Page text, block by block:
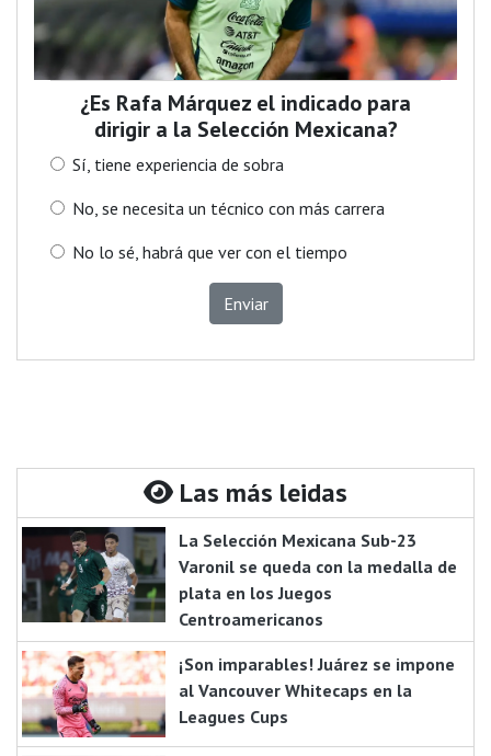
¿Es Rafa Márquez el indicado para
dirigir a la Selección Mexicana?
Sí, tiene experiencia de sobra
No, se necesita un técnico con más carrera
No lo sé, habrá que ver con el tiempo
Enviar
Las más leidas
La Selección Mexicana Sub-23
Varonil se queda con la medalla de
plata en los Juegos
Centroamericanos
¡Son imparables! Juárez se impone
al Vancouver Whitecaps en la
Leagues Cups